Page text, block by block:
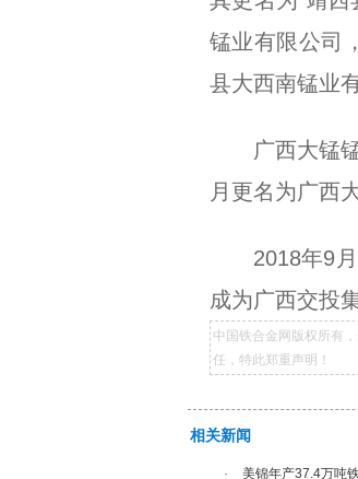
锰业有限公司
县大西南锰业
广西大锰
月更名为广西
2018年9
成为广西交投
中国铁合金网版权所有
任，特此郑重声明！
相关新闻
· 美锦年产37.4万吨